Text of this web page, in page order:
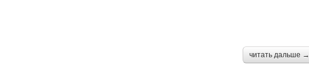
читать дальше →